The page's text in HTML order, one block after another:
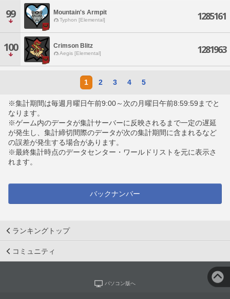
99 Mountain's Armpit
Typhon [Elemental] 1285161
100 Crimson Blitz
Aegis [Elemental] 1281963
1 2 3 4 5
※集計期間は毎週月曜日午前9:00～次の月曜日午前8:59:59までと
なります。
※ゲーム内のデータが集計サーバーに反映されるまで一定の遅延
が発生し、集計締切間際のデータが次の集計期間に含まれるなど
の誤差が発生する場合があります。
※最終集計時点のデータセンター・ワールドリストを元に表示さ
れます。
バックナンバー
ランキングトップ
コミュニティ
パソコン版へ